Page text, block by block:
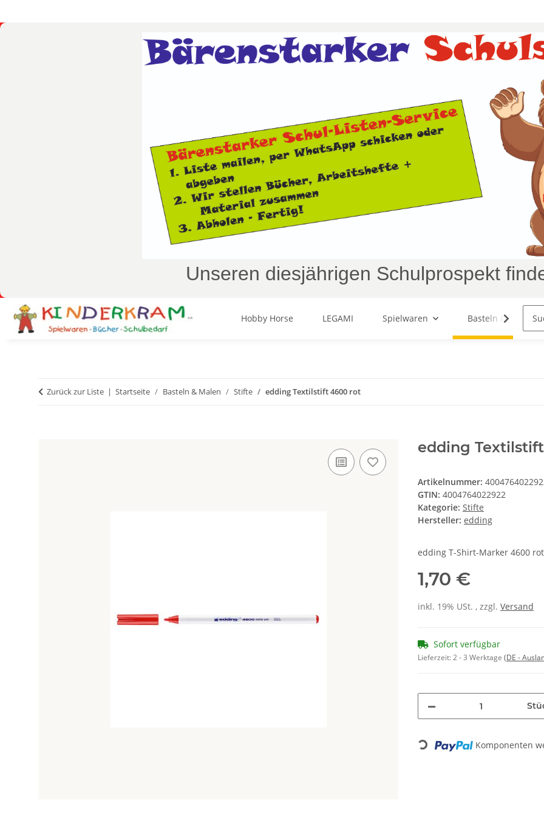
Unseren diesjährigen Schulprospekt
Hobby Horse LEGAMI Spielwaren Basteln & Malen
Zurück zur Liste Startseite Basteln & Malen Stifte edding Textilstift 4600 rot
edding
Artikelnummer:
GTIN: 4004764022922
Kategorie: Stifte
Hersteller: edding
edding T-Shirt-Marker 4600 rot
1,70 €
inkl. 19% USt. , zzgl. Versand
Sofort verfügbar
Lieferzeit:2 - 3 Werktage (DE -
Loading... Komponenten